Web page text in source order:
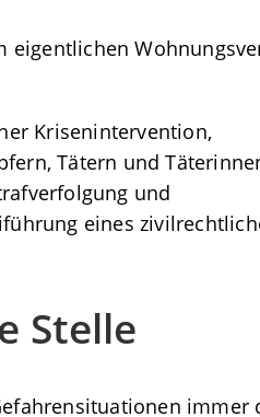
eigentlichen
Krisenintervention,
Tätern und
und
eines
Stelle